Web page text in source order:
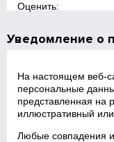
Оценить:
Уведомление о
На настоящем
персональные
представленная на
иллюстративный
Любые совпадения